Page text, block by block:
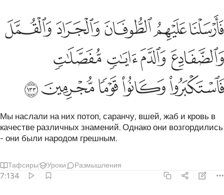
فارسلنا عليهم الطوفان والجراد والقمل والضفادع والدم ايات مفصلات
فَأَرْسَلْنَا عَلَيْهِمُ ٱلطُّوفَانَ وَٱلْجَرَادَ وَٱلْقُمَّلَ وَٱلضَّفَادِعَ وَٱلدَّمَ
ﱧﱨﱩﱪﱫ
ﱬﱭﱮﱯ
ﱰﱱﱲﱳﱴ
Мы наслали на них потоп, саранчу, вшей, жаб и кровь в
качестве различных знамений. Однако они возгордились
- они были народом грешным.
Тафсиры Уроки Размышления
7:134